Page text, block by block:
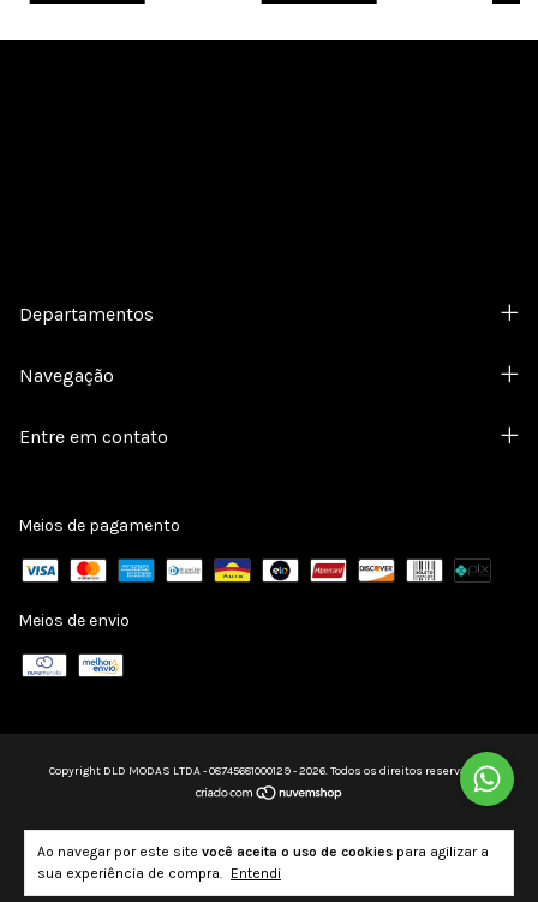
Ao navegar por este site você aceita o uso de cookies para agilizar a
sua experiência de compra. Entendi
Departamentos
Navegação
Entre em contato
Meios de pagamento
Meios de envio
Copyright DLD MODAS LTDA - 08745681000129 - 2026. Todos os direitos reservados.